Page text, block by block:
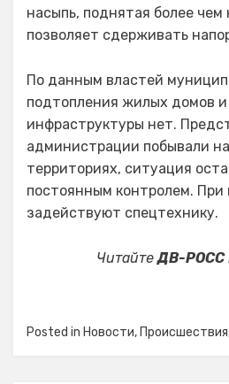
насыпь, поднятая более чем
позволяет сдерживать
По данным властей
подтопления жилых домов и
инфраструктуры нет.
администрации побывали
территориях, ситуация
постоянным контролем.
задействуют спецтехнику.
ЧитайтеДВ-РОСС
Posted in Новости, Происшествия